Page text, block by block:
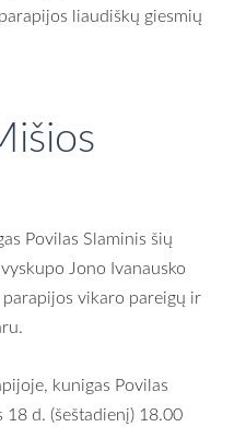
liaudiškų giesmių
Povilas Slaminis šių
Jono Ivanausko
parapijos vikaro pareigų ir
kunigas Povilas
18 d. (šeštadienį) 18.00